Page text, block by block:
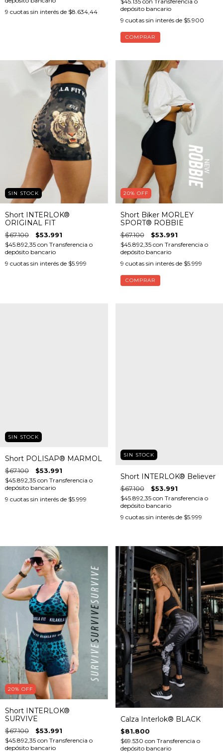
9 cuotas sin interés de $8.634,44
depósito bancario
9 cuotas sin interés de $5.900
COMPRAR
SIN STOCK
Short INTERLOK®
ORIGINAL FIT
$67.100 $53.991
$45.892,35 con Transferencia o
depósito bancario
9 cuotas sin interés de $5.999
20% OFF
Short Biker MORLEY
SPORT® ROBBIE
$67.100 $53.991
$45.892,35 con Transferencia o
depósito bancario
9 cuotas sin interés de $5.999
COMPRAR
SIN STOCK
Short POLISAP® MARMOL
$67.100 $53.991
$45.892,35 con Transferencia o
depósito bancario
9 cuotas sin interés de $5.999
SIN STOCK
Short INTERLOK® Believer
$67.100 $53.991
$45.892,35 con Transferencia o
depósito bancario
9 cuotas sin interés de $5.999
20% OFF
Short INTERLOK®
SURVIVE
$67.100 $53.991
$45.892,35 con Transferencia o
depósito bancario
Calza Interlok® BLACK
$81.800
$69.530 con Transferencia o
depósito bancario